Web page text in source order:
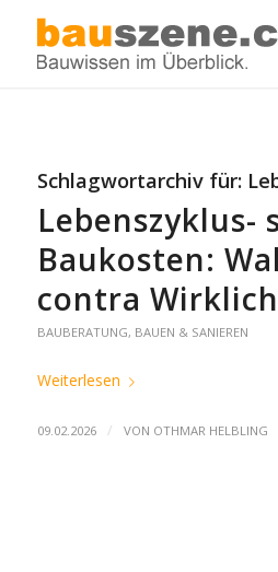
Schlagwortarchiv für:
Lebenszyklus-
Baukosten:
contra
BAUBERATUNG, BAUEN & SANIEREN
Weiterlesen
09.02.2026 / VON OTHMAR HELBLING